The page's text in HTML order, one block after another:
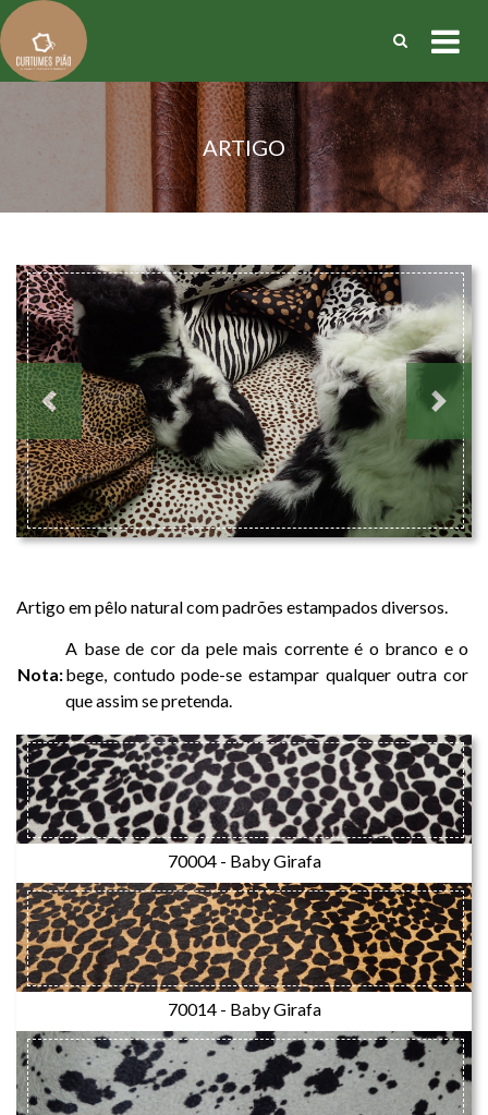
ARTIGO
Previous Next
Artigo em pêlo natural com padrões estampados diversos.
Nota:
A base de cor da pele mais corrente é o branco e o
bege, contudo pode-se estampar qualquer outra cor
que assim se pretenda.
70004 - Baby Girafa
70014 - Baby Girafa